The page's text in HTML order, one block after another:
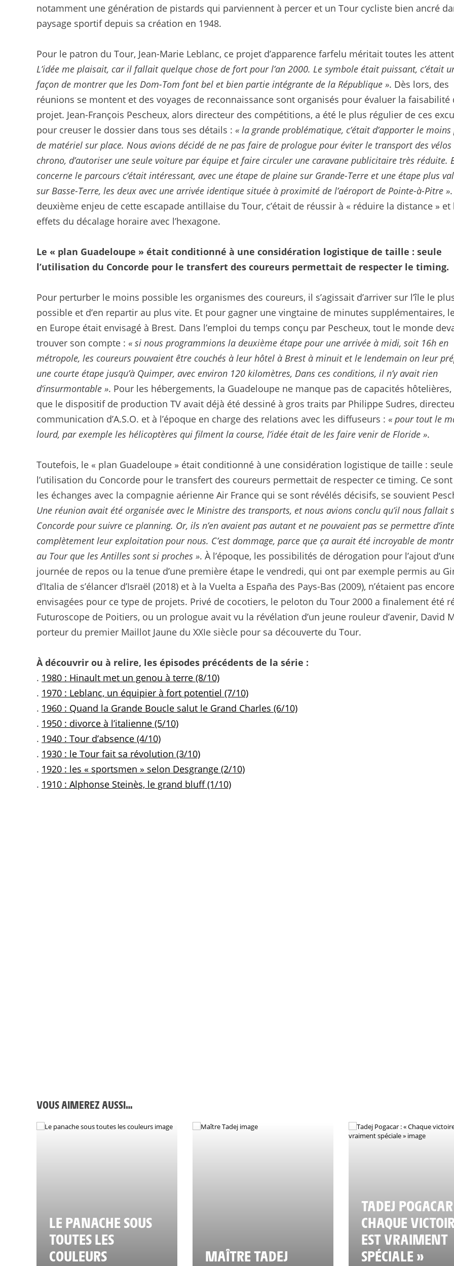
notamment une génération de pistards qui parviennent à percer et un Tour cycliste bien ancré
paysage sportif depuis sa création en 1948.
Pour le patron du Tour, Jean-Marie Leblanc, ce projet d’apparence farfelu méritait toutes les
L’idée me plaisait, car il fallait quelque chose de fort pour l’an 2000. Le symbole était puissant, c’était
façon de montrer que les Dom-Tom font bel et bien partie intégrante de la République ». Dès lors, des
réunions se montent et des voyages de reconnaissance sont organisés pour évaluer la faisabilité
projet. Jean-François Pescheux, alors directeur des compétitions, a été le plus régulier de ces
pour creuser le dossier dans tous ses détails : « la grande problématique, c’était d’apporter le
de matériel sur place. Nous avions décidé de ne pas faire de prologue pour éviter le transport des vélos
chrono, d’autoriser une seule voiture par équipe et faire circuler une caravane publicitaire très réduite.
concerne le parcours c’était intéressant, avec une étape de plaine sur Grande-Terre et une étape plus
sur Basse-Terre, les deux avec une arrivée identique située à proximité de l’aéroport de Pointe-à-Pitre »
deuxième enjeu de cette escapade antillaise du Tour, c’était de réussir à « réduire la distance » et
effets du décalage horaire avec l’hexagone.
Le « plan Guadeloupe » était conditionné à une considération logistique de taille : seule
l’utilisation du Concorde pour le transfert des coureurs permettait de respecter le timing.
Pour perturber le moins possible les organismes des coureurs, il s’agissait d’arriver sur l’île le
possible et d’en repartir au plus vite. Et pour gagner une vingtaine de minutes supplémentaires,
en Europe était envisagé à Brest. Dans l’emploi du temps conçu par Pescheux, tout le monde
trouver son compte : « si nous programmions la deuxième étape pour une arrivée à midi, soit 16h en
métropole, les coureurs pouvaient être couchés à leur hôtel à Brest à minuit et le lendemain on leur
une courte étape jusqu’à Quimper, avec environ 120 kilomètres, Dans ces conditions, il n’y avait rien
d‘insurmontable ». Pour les hébergements, la Guadeloupe ne manque pas de capacités
que le dispositif de production TV avait déjà été dessiné à gros traits par Philippe Sudres,
communication d’A.S.O. et à l’époque en charge des relations avec les diffuseurs : « pour tout le
lourd, par exemple les hélicoptères qui filment la course, l’idée était de les faire venir de Floride ».
Toutefois, le « plan Guadeloupe » était conditionné à une considération logistique de taille : seule
l’utilisation du Concorde pour le transfert des coureurs permettait de respecter ce timing. Ce
les échanges avec la compagnie aérienne Air France qui se sont révélés décisifs, se souvient
Une réunion avait été organisée avec le Ministre des transports, et nous avions conclu qu’il nous fallait
Concorde pour suivre ce planning. Or, ils n’en avaient pas autant et ne pouvaient pas se permettre
complètement leur exploitation pour nous. C’est dommage, parce que ça aurait été incroyable de
au Tour que les Antilles sont si proches ». À l’époque, les possibilités de dérogation pour l’ajout
journée de repos ou la tenue d’une première étape le vendredi, qui ont par exemple permis au
d’Italia de s’élancer d’Israël (2018) et à la Vuelta a España des Pays-Bas (2009), n’étaient pas encore
envisagées pour ce type de projets. Privé de cocotiers, le peloton du Tour 2000 a finalement été
Futuroscope de Poitiers, ou un prologue avait vu la révélation d’un jeune rouleur d’avenir, David
porteur du premier Maillot Jaune du XXIe siècle pour sa découverte du Tour.
À découvrir ou à relire, les épisodes précédents de la série :
. 1980 : Hinault met un genou à terre (8/10)
. 1970 : Leblanc, un équipier à fort potentiel (7/10)
. 1960 : Quand la Grande Boucle salut le Grand Charles (6/10)
. 1950 : divorce à l’italienne (5/10)
. 1940 : Tour d’absence (4/10)
. 1930 : le Tour fait sa révolution (3/10)
. 1920 : les « sportsmen » selon Desgrange (2/10)
. 1910 : Alphonse Steinès, le grand bluff (1/10)
VOUS AIMEREZ AUSSI…
LE PANACHE SOUS
TOUTES LES
COULEURS
MAÎTRE TADEJ
TADEJ
CHAQUE
EST VRAIMENT
SPÉCIALE »